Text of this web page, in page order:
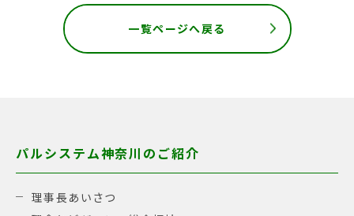
一覧ページへ戻る
パルシステム神奈川のご紹介
理事長あいさつ